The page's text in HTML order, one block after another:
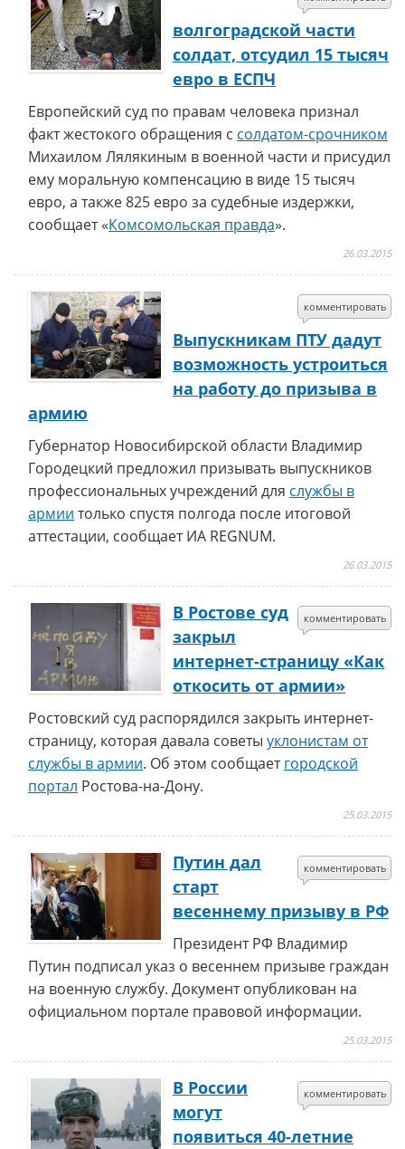
волгоградской части
солдат, отсудил 15 тысяч
евро в ЕСПЧ
Европейский суд по правам человека признал
факт жестокого обращения с солдатом-срочником
Михаилом Лялякиным в военной части и присудил
ему моральную компенсацию в виде 15 тысяч
евро, а также 825 евро за судебные издержки,
сообщает «Комсомольская правда».
26.03.2015
комментировать
Выпускникам ПТУ дадут
возможность устроиться
на работу до призыва в
армию
Губернатор Новосибирской области Владимир
Городецкий предложил призывать выпускников
профессиональных учреждений для службы в
армии только спустя полгода после итоговой
аттестации, сообщает ИА REGNUM.
26.03.2015
комментировать
В Ростове суд
закрыл
интернет-страницу «Как
откосить от армии»
Ростовский суд распорядился закрыть интернет-
страницу, которая давала советы уклонистам от
службы в армии. Об этом сообщаетгородской
портал Ростова-на-Дону.
25.03.2015
комментировать
Путин дал
старт
весеннему призыву в РФ
Президент РФ Владимир
Путин подписал указ о весеннем призыве граждан
на военную службу. Документ опубликован на
официальном портале правовой информации.
25.03.2015
комментировать
В России
могут
появиться 40-летние